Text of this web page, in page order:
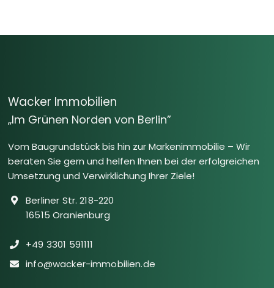
Wacker Immobilien
„Im Grünen Norden von Berlin”
Vom Baugrundstück bis hin zur Markenimmobilie – Wir
beraten Sie gern und helfen Ihnen bei der erfolgreichen
Umsetzung und Verwirklichung Ihrer Ziele!
Berliner Str. 218-220
16515 Oranienburg
+49 3301 591111
info@wacker-immobilien.de